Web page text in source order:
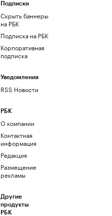
Подписки
Скрыть баннеры
на РБК
Подписка на РБК
Корпоративная
подписка
Уведомления
RSS Новости
РБК
О компании
Контактная
информация
Редакция
Размещение
рекламы
Другие
продукты
РБК